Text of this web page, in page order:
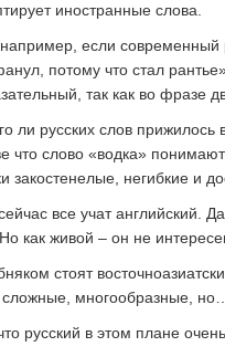
иностранные слова.
например, если современный
потому что стал
так как во фразе
ли русских слов прижилось
что слово «водка»
закостенелые, негибкие и
все учат английский.
как живой – он не
стоят
многообразные, но…
русский в этом плане